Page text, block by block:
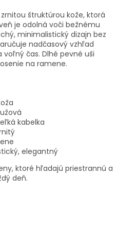
štruktúrou kože, ktorá
je odolná voči bežnému
minimalistický dizajn bez
nadčasový vzhľad
čas. Dlhé pevné uši
na ramene.
kabelka
elegantný
ktoré hľadajú priestrannú a
deň.